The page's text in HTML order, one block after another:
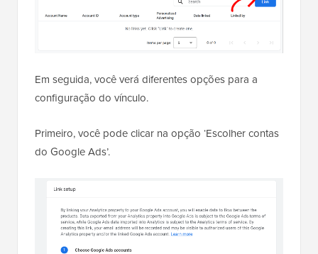
Em seguida, você verá diferentes opções para a
configuração do vínculo.
Primeiro, você pode clicar na opção ‘Escolher contas
do Google Ads’.